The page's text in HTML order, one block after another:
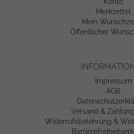
Merkzettel
Mein
Öffentlicher
Impressum
AGB
Versand &
Widerrufsbelehrung &